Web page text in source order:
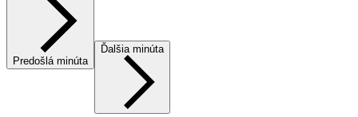
Predošlá minúta
Ďalšia minúta